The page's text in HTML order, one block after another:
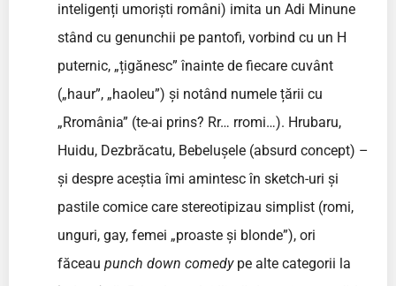
inteligenți umoriști români) imita un Adi Minune
stând cu genunchii pe pantofi, vorbind cu un H
puternic, „țigănesc” înainte de fiecare cuvânt
(„haur”, „haoleu”) și notând numele țării cu
„Rromânia” (te-ai prins? Rr… rromi…). Hrubaru,
Huidu, Dezbrăcatu, Bebelușele (absurd concept) –
și despre aceștia îmi amintesc în sketch-uri și
pastile comice care stereotipizau simplist (romi,
unguri, gay, femei „proaste și blonde”), ori
făceau punch down comedy pe alte categorii la